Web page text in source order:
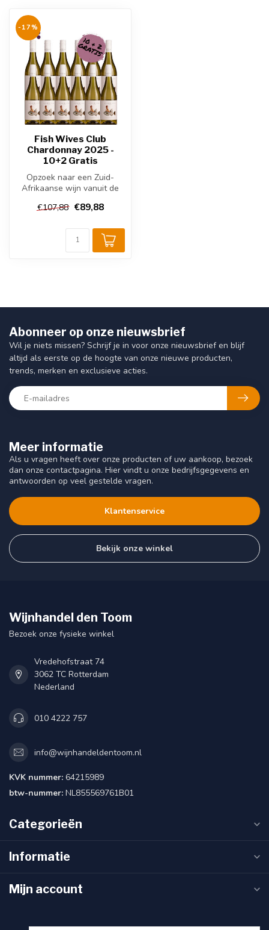
-17%
Fish Wives Club
Chardonnay 2025 -
10+2 Gratis
Opzoek naar een Zuid-
Afrikaanse wijn vanuit de
deze Cha...
€107,88 €89,88
Meer informatie
Als u vragen heeft over onze producten of uw aankoop, bezoek
dan onze contactpagina. Hier vindt u onze bedrijfsgegevens en
antwoorden op veel gestelde vragen.
Klantenservice
Bekijk onze winkel
Abonneer op onze nieuwsbrief
Wil je niets missen? Schrijf je in voor onze nieuwsbrief en blijf
altijd als eerste op de hoogte van onze nieuwe producten,
trends, merken en exclusieve acties.
Wijnhandel den Toom
Bezoek onze fysieke winkel
Vredehofstraat 74
3062 TC Rotterdam
Nederland
010 4222 757
info@wijnhandeldentoom.nl
KVK nummer: 64215989
btw-nummer: NL855569761B01
Categorieën
Informatie
Mijn account